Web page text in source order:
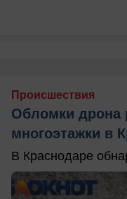
Происшествия
Обломки дрона
многоэтажки в
В Краснодаре